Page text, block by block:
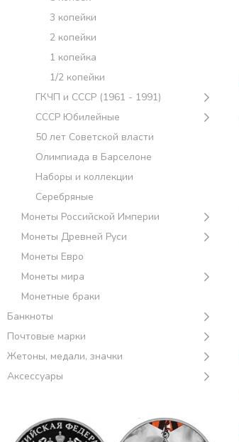
3 копейки
2 копейки
1 копейка
1/2 копейки
ГКЧП и СССР (1961 - 1991)
СССР Юбилейные
50 лет Советской власти
Олимпиада в Барселоне
Наборы и коллекции
Серебряные
Монеты Российской Империи
Монеты Древней Руси
Монеты Евро
Монеты мира
Монетные браки
Банкноты
Почтовые марки
Жетоны, медали, значки
Аксессуары